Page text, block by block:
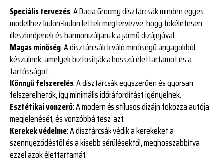
Speciális tervezés: A Dacia Groomy dísztárcsák minden egyes
modellhez külön-külön lettek megtervezve, hogy tökéletesen
illeszkedjenek és harmonizáljanak a jármű dizájnjával.
Magas minőség: A dísztárcsák kiváló minőségű anyagokból
készülnek, amelyek biztosítják a hosszú élettartamot és a
tartósságot.
Könnyű felszerelés: A dísztárcsák egyszerűen és gyorsan
felszerelhetők, így minimális időráfordítást igényelnek.
Esztétikai vonzerő: A modern és stílusos dizájn fokozza autója
megjelenését, és vonzóbbá teszi azt.
Kerekek védelme: A dísztárcsák védik a kerekeket a
szennyeződéstől és a kisebb sérülésektől, meghosszabbítva
ezzel azok élettartamát.